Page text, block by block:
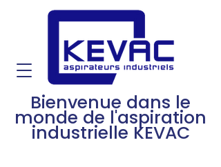
Bienvenue dans le
monde de l'aspiration
industrielle KEVAC